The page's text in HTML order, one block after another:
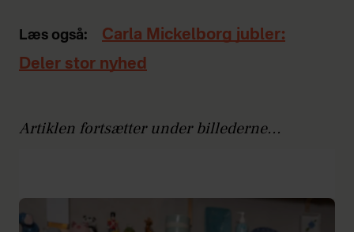
Læs også:
Carla Mickelborg jubler:
Deler stor nyhed
Artiklen fortsætter under billederne...